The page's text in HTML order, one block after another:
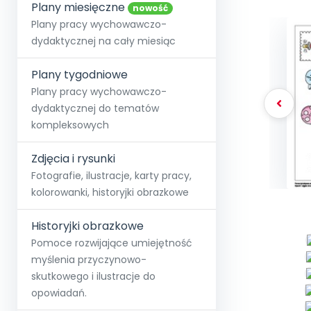
Społeczność
+48 12 631 04 10
kontakt@blizejprzedszkola.pl
O miesięczniku
Strona główna
Strefy,
O Akademii
Akademia
Poznaj pakiet MAX
Testuj przez 7 dni
E-
∞Pakiet
Pełen
Wszystkie projekty
Skontaktuj się
Dodaj wpis
Plany miesięczne nowość
Plany pracy wychowawczo-
dydaktycznej na cały miesiąc
Plany tygodniowe
Plany pracy wychowawczo-
dydaktycznej do tematów
kompleksowych
Zdjęcia i rysunki
Fotografie, ilustracje, karty pracy,
kolorowanki, historyjki obrazkowe
Historyjki obrazkowe
Pomoce rozwijające umiejętność
myślenia przyczynowo-
skutkowego i ilustracje do
opowiadań.